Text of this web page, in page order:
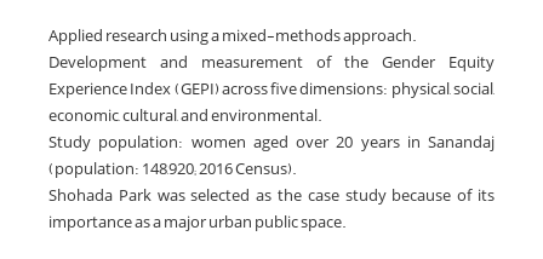
Applied research using a mixed-methods approach.
Development and measurement of the Gender Equity
Experience Index (GEPI) across five dimensions: physical, social,
economic, cultural, and environmental.
Study population: women aged over 20 years in Sanandaj
(population: 148,920; 2016 Census).
Shohada Park was selected as the case study because of its
importance as a major urban public space.